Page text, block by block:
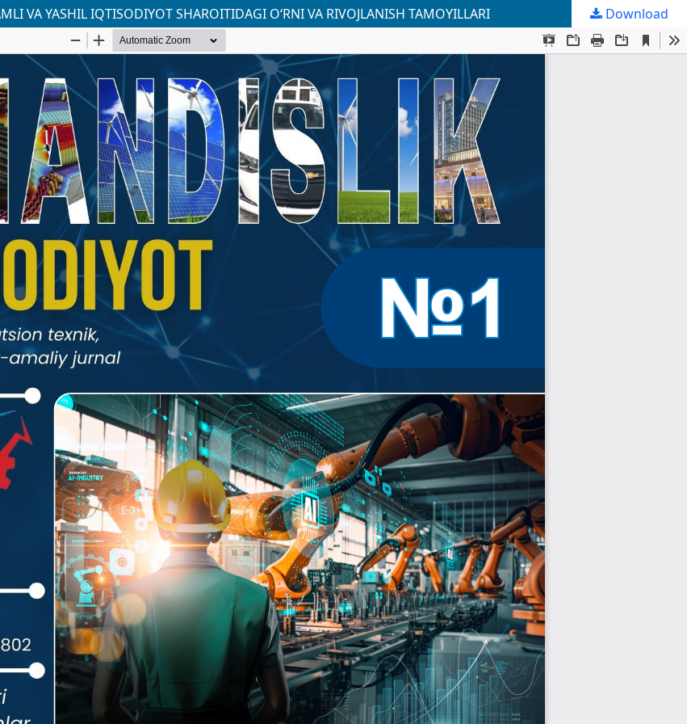
VA YASHIL IQTISODIYOT SHAROITIDAGI O‘RNI VA RIVOJLANISH TAMOYILLARI Download